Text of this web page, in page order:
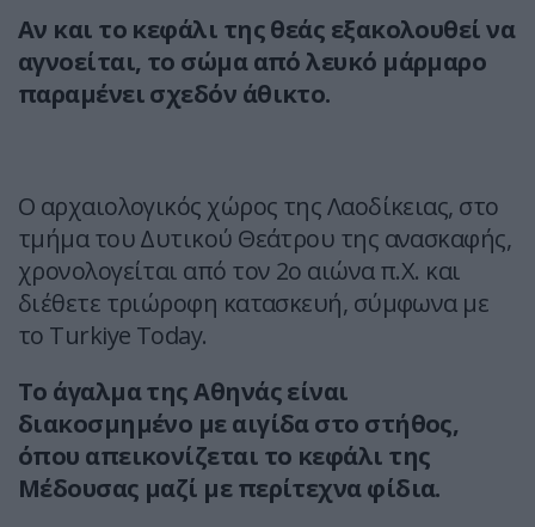
Αν και το κεφάλι της θεάς εξακολουθεί να
αγνοείται, το σώμα από λευκό μάρμαρο
παραμένει σχεδόν άθικτο.
Ο αρχαιολογικός χώρος της Λαοδίκειας, στο
τμήμα του Δυτικού Θεάτρου της ανασκαφής,
χρονολογείται από τον 2ο αιώνα π.Χ. και
διέθετε τριώροφη κατασκευή, σύμφωνα με
το Turkiye Today.
Το άγαλμα της Αθηνάς είναι
διακοσμημένο με αιγίδα στο στήθος,
όπου απεικονίζεται το κεφάλι της
Μέδουσας μαζί με περίτεχνα φίδια.